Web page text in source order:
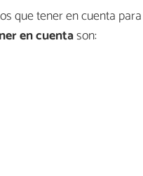
que tener en cuenta
en cuentason: